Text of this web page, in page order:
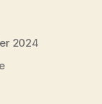
2024
sur